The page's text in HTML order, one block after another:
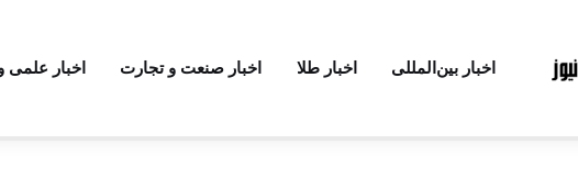
اخبار بین‌المللی اخبار طلا اخبار صنعت و تجارت اخبار علمی